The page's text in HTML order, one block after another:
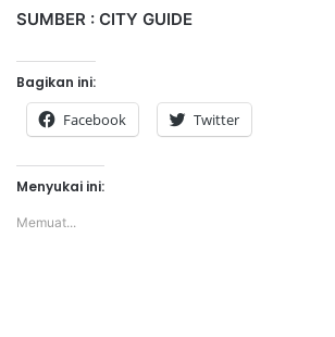
SUMBER : CITY GUIDE
Bagikan ini:
Facebook Twitter
Menyukai ini:
Memuat...